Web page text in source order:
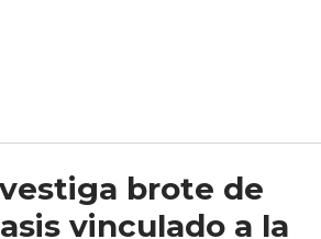
brote de
vinculado a la